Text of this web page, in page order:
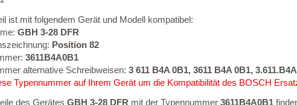
ist mit folgendem Gerät und Modell kompatibel:
GBH 3-28 DFR
Position 82
3611B4A0B1
alternative Schreibweisen: 3 611 B4A 0B1, 3611 B4A 0B1,
Typennummer auf Ihrem Gerät um die Kompatibilität des BOSCH
des Gerätes GBH 3-28 DFR mit der Typennummer 3611B4A0B1